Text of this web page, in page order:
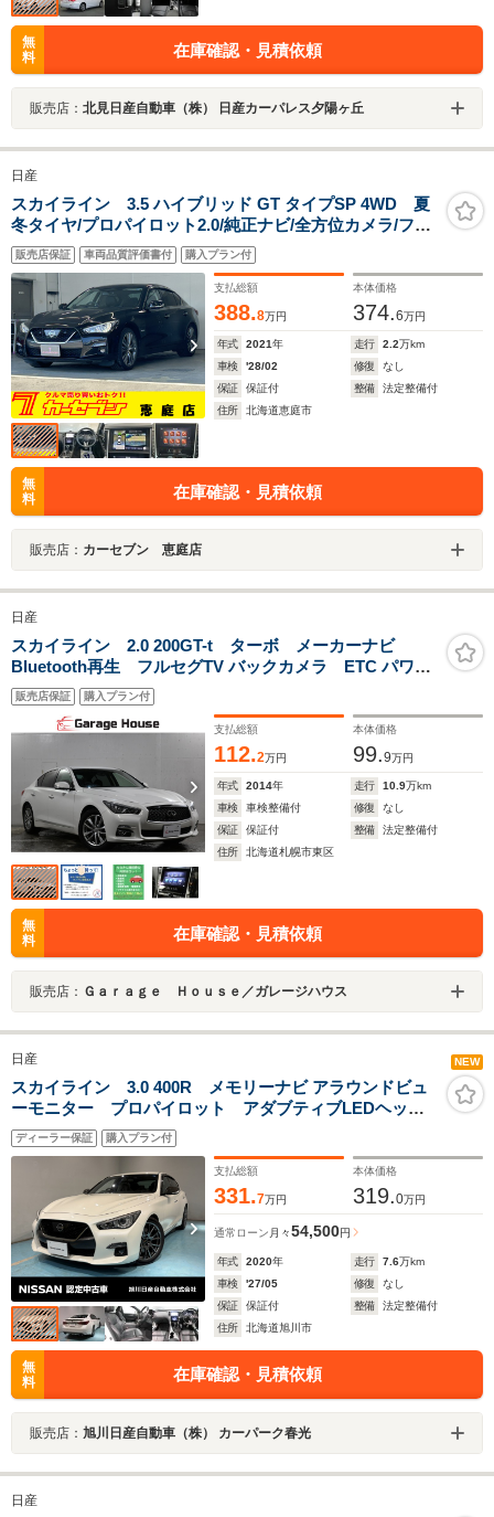
無
料
在庫確認・見積依頼
販売店： 北見日産自動車（株） 日産カーパレス夕陽ヶ丘
日産
スカイライン 3.5 ハイブリッド GT タイプSP 4WD 夏
冬タイヤ/プロパイロット2.0/純正ナビ/全方位カメラ/フル
セグ/黒革シート/シートヒーター/パワーシート/純正前後
ドライブレコーダー/ビルトインETC2.0/ヘッドアップディ
スプレイ/アダプティブクルーズコントロール
販売店保証 車両品質評価書付 購入プラン付
支払総額
388.8万円
本体価格
374.6万円
年式 2021年 走行 2.2万km
車検
'28/02 修復
なし
保証
保証付 整備
法定整備付
住所
北海道恵庭市
無
料
在庫確認・見積依頼
販売店： カーセブン 恵庭店
日産
スカイライン 2.0 200GT-t ターボ メーカーナビ
Bluetooth再生 フルセグTV バックカメラ ETC パワー
シート LEDヘッドライト フォグランプ スマートキ
ー アルミホイール オートエアコン
販売店保証 購入プラン付
支払総額
112.2万円
本体価格
99.9万円
年式 2014年 走行 10.9万km
車検
車検整備付 修復
なし
保証
保証付 整備
法定整備付
住所
北海道札幌市東区
無
料
在庫確認・見積依頼
販売店： Ｇａｒａｇｅ Ｈｏｕｓｅ／ガレージハウス
日産 NEW
スカイライン 3.0 400R メモリーナビ アラウンドビュ
ーモニター プロパイロット アダブティブLEDヘッド
ライト
ディーラー保証 購入プラン付
支払総額
331.7万円
本体価格
319.0万円
通常ローン 月々54,500円
年式 2020年 走行 7.6万km
車検
'27/05 修復
なし
保証
保証付 整備
法定整備付
住所
北海道旭川市
無
料
在庫確認・見積依頼
販売店： 旭川日産自動車（株） カーパーク春光
日産